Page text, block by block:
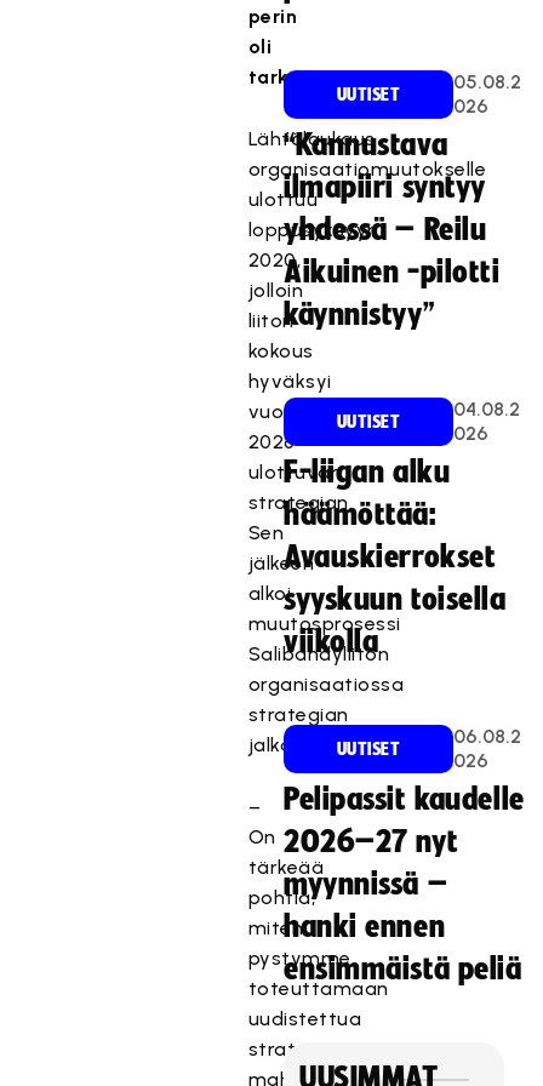
perin
oli
tarkoitettu.
Lähtölaukaus
organisaatiomuutokselle
ulottuu
loppusyksyyn
2020,
jolloin
liiton
kokous
hyväksyi
vuoteen
2026
ulottuvan
strategian.
Sen
jälkeen
alkoi
muutosprosessi
Salibandyliiton
organisaatiossa
strategian
jalkauttamiseksi.
–
On
tärkeää
pohtia,
miten
pystymme
toteuttamaan
uudistettua
strategiaa
mahdollisimman
UUTISET
05.08.2
026
“Kannustava
ilmapiiri syntyy
yhdessä – Reilu
Aikuinen -pilotti
käynnistyy”
UUTISET
04.08.2
026
F-liigan alku
häämöttää:
Avauskierrokset
syyskuun toisella
viikolla
UUTISET
06.08.2
026
Pelipassit kaudelle
2026–27 nyt
myynnissä –
hanki ennen
ensimmäistä peliä
UUSIMMAT